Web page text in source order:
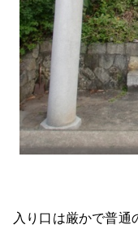
入り口は厳かで普